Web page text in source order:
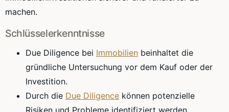
machen.
Schlüsselerkenntnisse
Due Diligence bei Immobilien beinhaltet die
gründliche Untersuchung vor dem Kauf oder der
Investition.
Durch die Due Diligence können potenzielle